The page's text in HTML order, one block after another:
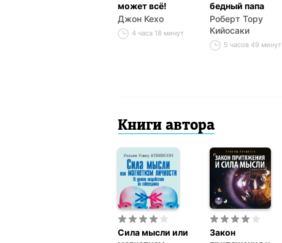
может всё!
Джон Кехо
4 часа 18 минут
бедный папа
Роберт Тору
Кийосаки
5 часов 49 минут
Книги автора
Сила мысли или
Закон